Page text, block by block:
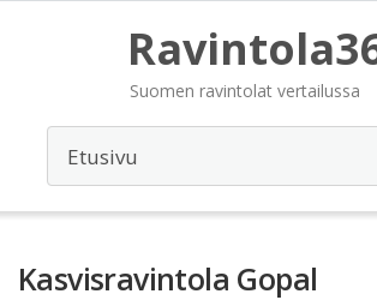
Suomen ravintolat vertailussa
Kasvisravintola Gopal